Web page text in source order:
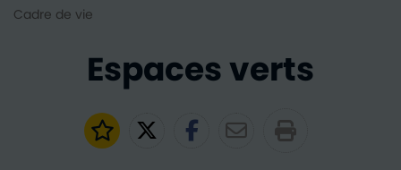
Cadre de vie
Espaces verts
Ajouter aux favoris
Partager sur Twitter
Partager sur
Partager par